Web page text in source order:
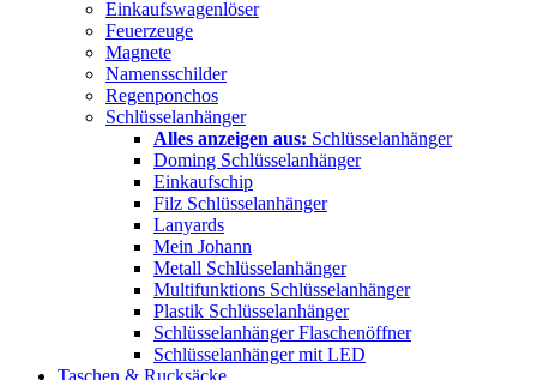
Einkaufswagenlöser
Feuerzeuge
Magnete
Namensschilder
Regenponchos
Schlüsselanhänger
Alles anzeigen aus: Schlüsselanhänger
Doming Schlüsselanhänger
Einkaufschip
Filz Schlüsselanhänger
Lanyards
Mein Johann
Metall Schlüsselanhänger
Multifunktions Schlüsselanhänger
Plastik Schlüsselanhänger
Schlüsselanhänger Flaschenöffner
Schlüsselanhänger mit LED